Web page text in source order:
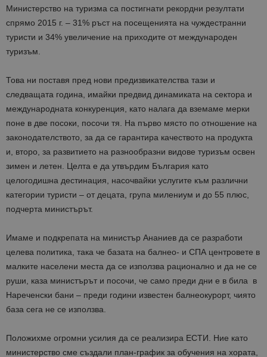
Министерство на туризма са постигнати рекордни резултати
спрямо 2015 г. – 31% ръст на посещенията на чуждестранни
туристи и 34% увеличение на приходите от международен
туризъм.
Това ни поставя пред нови предизвикателства тази и
следващата година, имайки предвид динамиката на сектора и
международната конкуренция, като налага да вземаме мерки
поне в две посоки, посочи тя. На първо място по отношение на
законодателството, за да се гарантира качеството на продукта
и, второ, за развитието на разнообразни видове туризъм освен
зимен и летен. Целта е да утвърдим България като
целогодишна дестинация, насочвайки услугите към различни
категории туристи – от децата, група милениум и до 55 плюс,
подчерта министърът.
Имаме и подкрепата на министър Ананиев да се разработи
целева политика, така че базата на балнео- и СПА центровете в
малките населени места да се използва рационално и да не се
руши, каза министърът и посочи, че само преди дни е в била в
Нареченски бани – преди години известен балнеокурорт, чиято
база сега не се използва.
Положихме огромни усилия да се реализира ЕСТИ. Ние като
министерство сме създали план-график за обучения на хората,